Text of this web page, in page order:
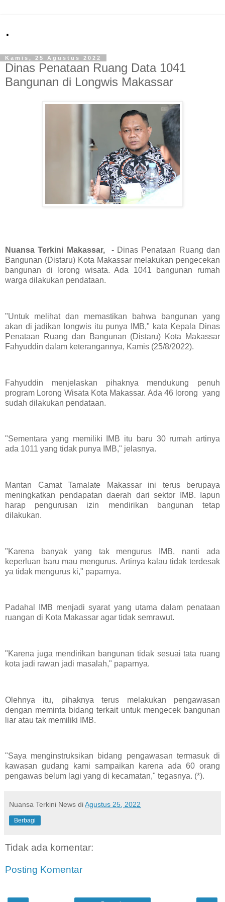
.
Kamis, 25 Agustus 2022
Dinas Penataan Ruang Data 1041
Bangunan di Longwis Makassar
Nuansa Terkini Makassar, - Dinas Penataan Ruang dan
Bangunan (Distaru) Kota Makassar melakukan pengecekan
bangunan di lorong wisata. Ada 1041 bangunan rumah
warga dilakukan pendataan.
"Untuk melihat dan memastikan bahwa bangunan yang
akan di jadikan longwis itu punya IMB," kata Kepala Dinas
Penataan Ruang dan Bangunan (Distaru) Kota Makassar
Fahyuddin dalam keterangannya, Kamis (25/8/2022).
Fahyuddin menjelaskan pihaknya mendukung penuh
program Lorong Wisata Kota Makassar. Ada 46 lorong yang
sudah dilakukan pendataan.
"Sementara yang memiliki IMB itu baru 30 rumah artinya
ada 1011 yang tidak punya IMB," jelasnya.
Mantan Camat Tamalate Makassar ini terus berupaya
meningkatkan pendapatan daerah dari sektor IMB. Iapun
harap pengurusan izin mendirikan bangunan tetap
dilakukan.
"Karena banyak yang tak mengurus IMB, nanti ada
keperluan baru mau mengurus. Artinya kalau tidak terdesak
ya tidak mengurus ki," paparnya.
Padahal IMB menjadi syarat yang utama dalam penataan
ruangan di Kota Makassar agar tidak semrawut.
"Karena juga mendirikan bangunan tidak sesuai tata ruang
kota jadi rawan jadi masalah," paparnya.
Olehnya itu, pihaknya terus melakukan pengawasan
dengan meminta bidang terkait untuk mengecek bangunan
liar atau tak memiliki IMB.
"Saya menginstruksikan bidang pengawasan termasuk di
kawasan gudang kami sampaikan karena ada 60 orang
pengawas belum lagi yang di kecamatan," tegasnya. (*).
Nuansa Terkini News diAgustus 25, 2022
Berbagi
Tidak ada komentar:
Posting Komentar